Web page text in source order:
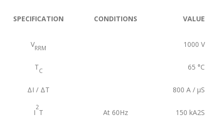
SPECIFICATION CONDITIONS VALUE
VRRM 1000 V
TC 65 °C
ΔI / ΔT 800 A / µS
I
2
T At 60Hz 150 kA2S